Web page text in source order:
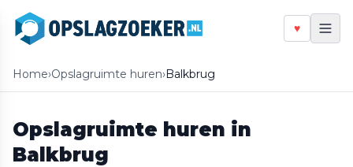
♥
Home›Opslagruimte huren›Balkbrug
Opslagruimte huren in
Balkbrug